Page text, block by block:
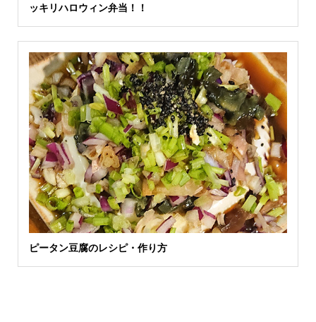
ッキリハロウィン弁当！！
ピータン豆腐のレシピ・作り方